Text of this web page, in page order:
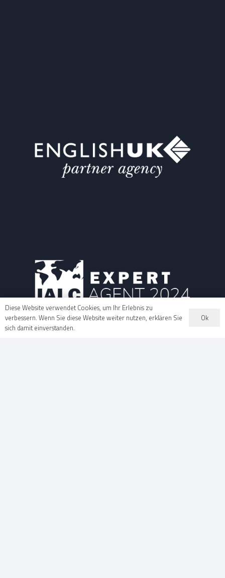
Diese Website verwendet Cookies, um Ihr Erlebnis zu
verbessern. Wenn Sie diese Website weiter nutzen, erklären Sie
sich damit einverstanden.
Ok